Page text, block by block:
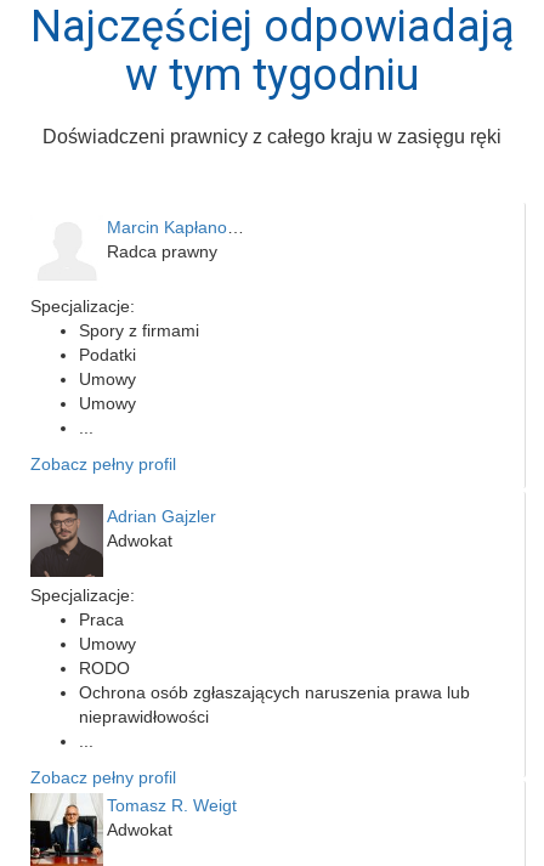
Najczęściej odpowiadają
w tym tygodniu
Doświadczeni prawnicy z całego kraju w zasięgu ręki
Radca prawny
Specjalizacje:
Spory z firmami
Podatki
Umowy
Umowy
Zobacz pełny profil
Adrian Gajzler
Adwokat
Specjalizacje:
Praca
Umowy
RODO
Ochrona osób zgłaszających naruszenia prawa lub
nieprawidłowości
Zobacz pełny profil
Tomasz R. Weigt
Adwokat